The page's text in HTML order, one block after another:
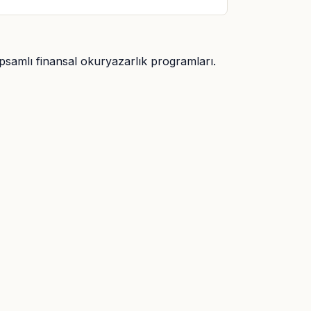
finansal okuryazarlık programları.